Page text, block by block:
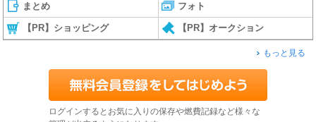
まとめ フォト
【PR】ショッピング 【PR】オークション
もっと見る
ログインするとお気に入りの保存や燃費記録など様々な